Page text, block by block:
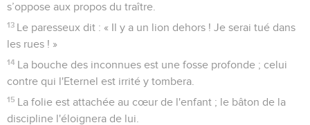
s’oppose aux propos du traître.
13 Le paresseux dit : « Il y a un lion dehors ! Je serai tué dans
les rues ! »
14 La bouche des inconnues est une fosse profonde ; celui
contre qui l'Eternel est irrité y tombera.
15 La folie est attachée au cœur de l'enfant ; le bâton de la
discipline l'éloignera de lui.